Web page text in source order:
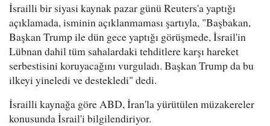
İsrailli bir siyasi kaynak pazar günü Reuters'a yaptığı
açıklamada, isminin açıklanmaması şartıyla, "Başbakan,
Başkan Trump ile dün gece yaptığı görüşmede, İsrail'in
Lübnan dahil tüm sahalardaki tehditlere karşı hareket
serbestisini koruyacağını vurguladı. Başkan Trump da bu
ilkeyi yineledi ve destekledi" dedi.
İsrailli kaynağa göre ABD, İran'la yürütülen müzakereler
konusunda İsrail'i bilgilendiriyor.